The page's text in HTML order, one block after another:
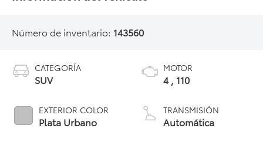
Número de inventario: 143560
CATEGORÍA
SUV
EXTERIOR COLOR
Plata Urbano
MOTOR
4 , 110
TRANSMISIÓN
Automática